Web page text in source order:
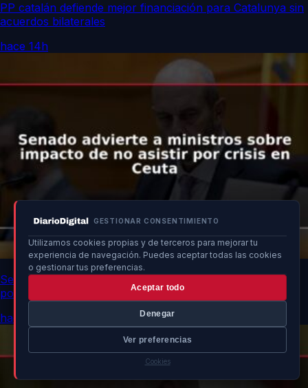
GESTIONAR CONSENTIMIENTO
Utilizamos cookies propias y de terceros para mejorar tu
experiencia de navegación. Puedes aceptar todas las cookies
o gestionar tus preferencias.
Aceptar todo
Denegar
Ver preferencias
Cookies
PP catalán defiende mejor financiación para Catalunya sin
acuerdos bilaterales
hace 14h
Senado advierte a ministros sobre impacto de no asistir
por crisis en Ceuta
hace 14h